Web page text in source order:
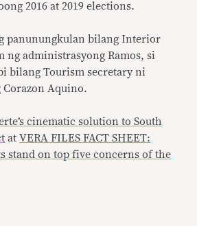
2016 at 2019 elections.
panunungkulan bilang Interior
ng administrasyong Ramos, si
bilang Tourism secretary ni
Corazon Aquino.
cinematic solution to South
atVERA FILES FACT SHEET:
stand on top five concerns of the